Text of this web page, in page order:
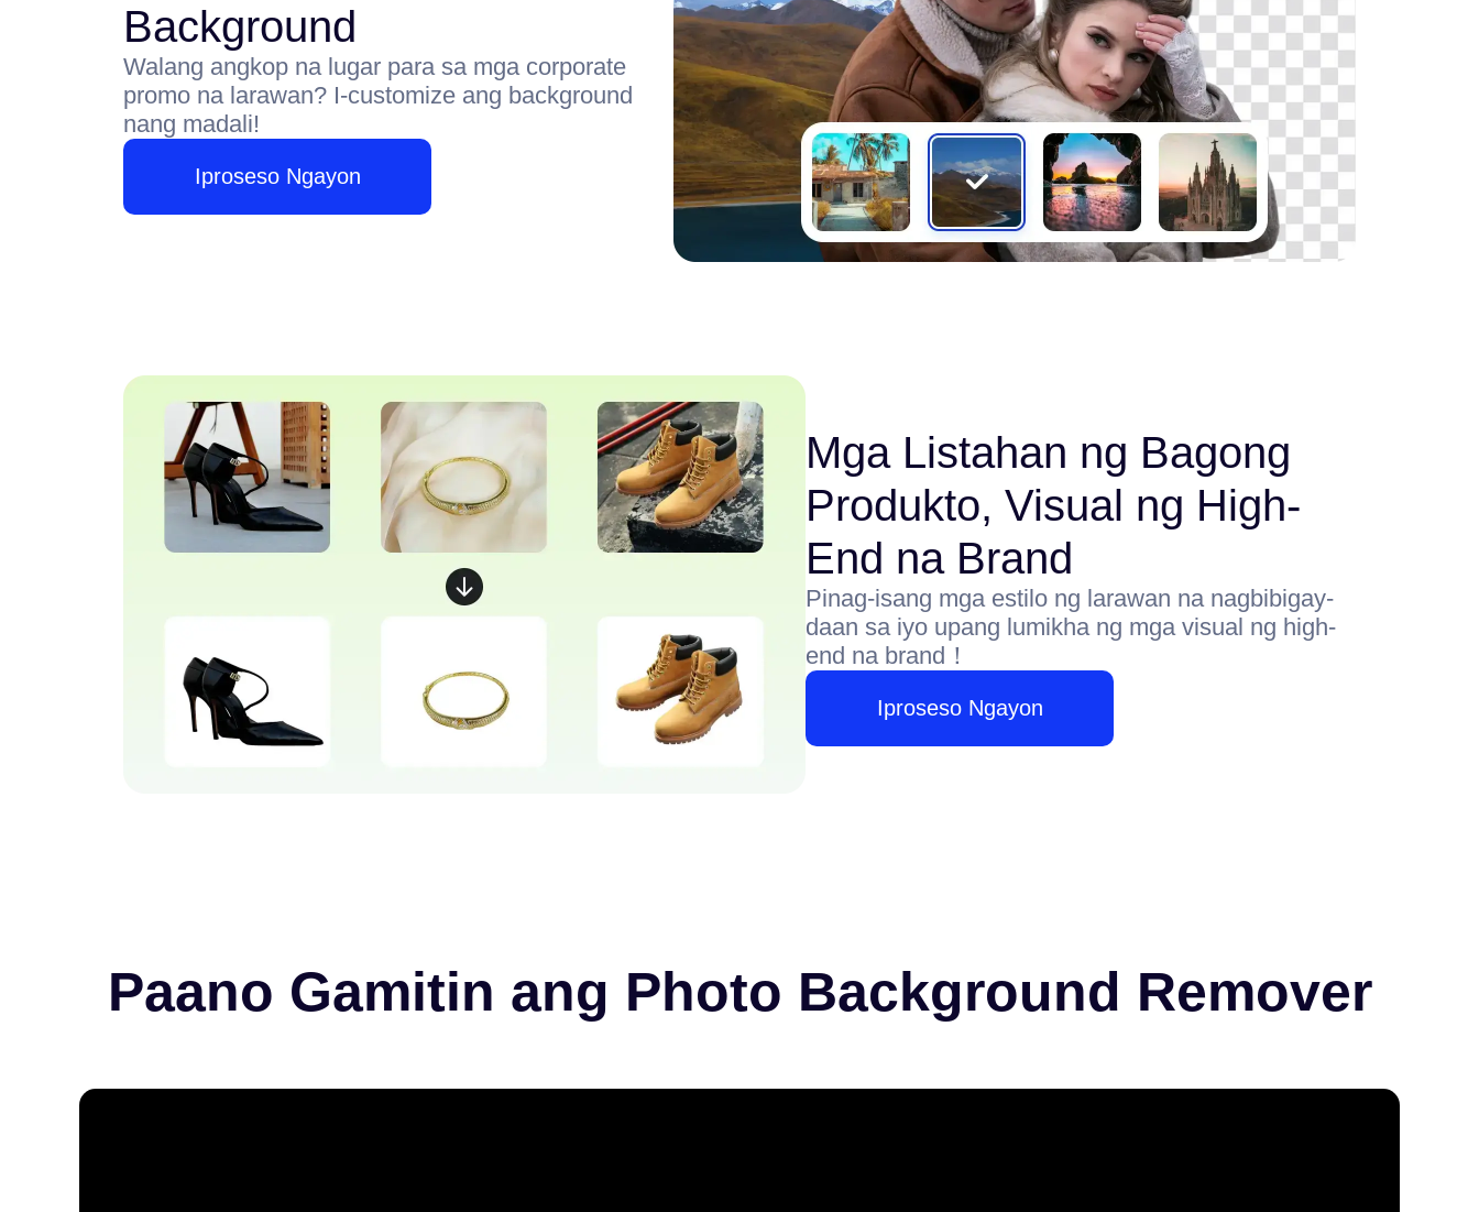
Background
Walang angkop na lugar para sa mga corporate
promo na larawan? I-customize ang background
nang madali!
Iproseso Ngayon
Mga Listahan ng Bagong
Produkto, Visual ng High-
End na Brand
Pinag-isang mga estilo ng larawan na nagbibigay-
daan sa iyo upang lumikha ng mga visual ng high-
end na brand！
Iproseso Ngayon
Paano Gamitin ang Photo Background Remover